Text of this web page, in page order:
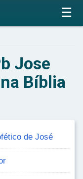
×
☰
Jose
Bíblia
de José